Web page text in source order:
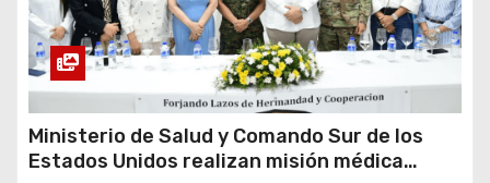
Ministerio de Salud y Comando Sur de los
Estados Unidos realizan misión médica